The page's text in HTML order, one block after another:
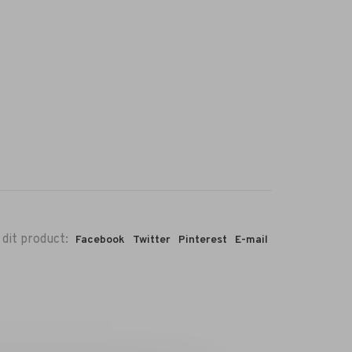
product: Facebook Twitter Pinterest E-mail